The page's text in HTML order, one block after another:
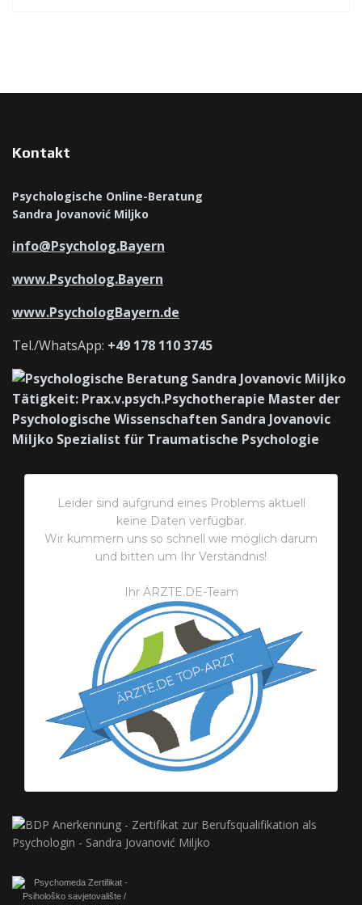
Kontakt
Psychologische Online-Beratung
Sandra Jovanović Miljko
info@Psycholog.Bayern
www.Psycholog.Bayern
www.PsychologBayern.de
Tel./WhatsApp: +49 178 110 3745
Leider sind aufgrund eines Problems aktuell
keine Daten verfügbar.
Wir kümmern uns so schnell wie möglich darum
und bitten um Ihr Verständnis!
Ihr ÄRZTE.DE-Team